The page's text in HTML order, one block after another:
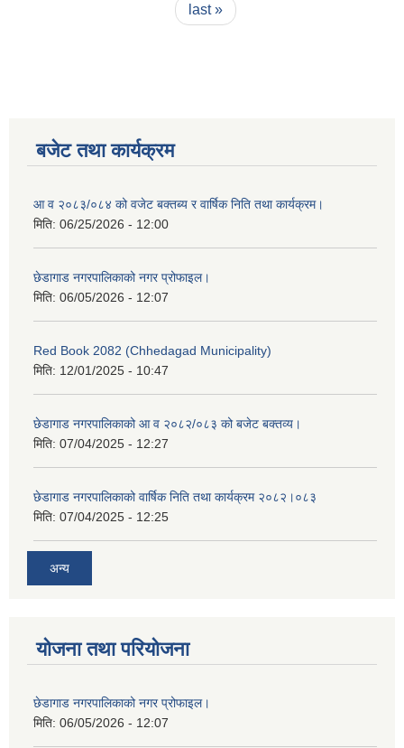
last »
बजेट तथा कार्यक्रम
आ व २०८३/०८४ को वजेट बक्तब्य र वार्षिक निति तथा कार्यक्रम।
मिति: 06/25/2026 - 12:00
छेडागाड नगरपालिकाको नगर प्रोफाइल।
मिति: 06/05/2026 - 12:07
Red Book 2082 (Chhedagad Municipality)
मिति: 12/01/2025 - 10:47
छेडागाड नगरपालिकाको आ व २०८२/०८३ को बजेट बक्तव्य।
मिति: 07/04/2025 - 12:27
छेडागाड नगरपालिकाको वार्षिक निति तथा कार्यक्रम २०८२।०८३
मिति: 07/04/2025 - 12:25
अन्य
योजना तथा परियोजना
छेडागाड नगरपालिकाको नगर प्रोफाइल।
मिति: 06/05/2026 - 12:07